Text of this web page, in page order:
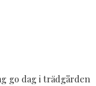
go dag i trädgården